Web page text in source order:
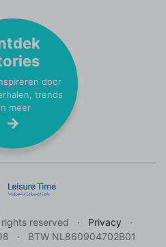
door
trends
meer
reserved
Privacy
BTW NL860904702B01